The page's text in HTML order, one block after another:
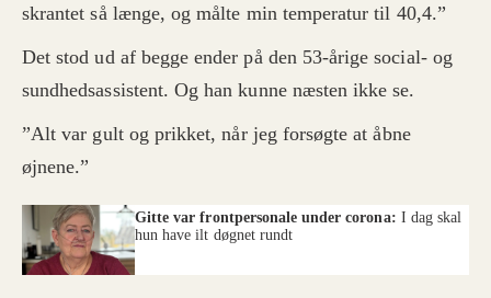
skrantet så længe, og målte min temperatur til 40,4.”
Det stod ud af begge ender på den 53-årige social- og
sundhedsassistent. Og han kunne næsten ikke se.
”Alt var gult og prikket, når jeg forsøgte at åbne
øjnene.”
Gitte var frontpersonale under corona: I dag skal
hun have ilt døgnet rundt